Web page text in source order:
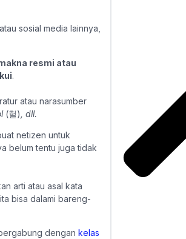
sosial media lainnya,
resmi atau
.
atau narasumber
(헐) , dll.
netizen untuk
belum tentu juga tidak
arti atau asal kata
bisa dalami bareng-
dengan kelas